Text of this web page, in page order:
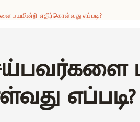
பயமின்றி எதிர்கொள்வது எப்படி?
எப்படி?